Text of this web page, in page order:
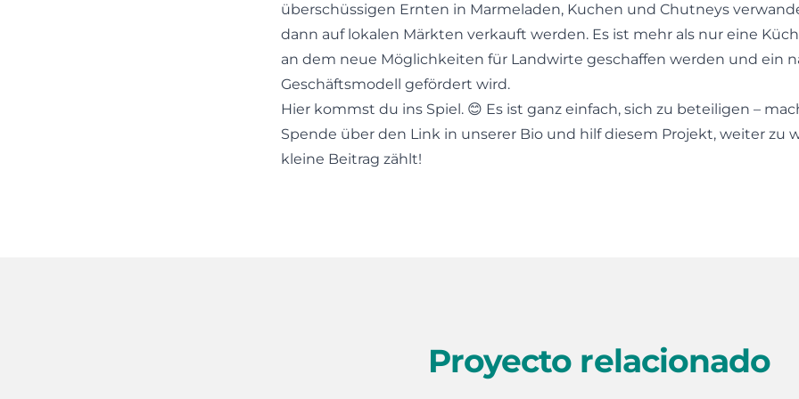
überschüssigen Ernten in Marmeladen, Kuchen und Chutneys
dann auf lokalen Märkten verkauft werden. Es ist mehr als nur eine
an dem neue Möglichkeiten für Landwirte geschaffen werden und ein
Geschäftsmodell gefördert wird.
Hier kommst du ins Spiel. 😊 Es ist ganz einfach, sich zu beteiligen –
Spende über den Link in unserer Bio und hilf diesem Projekt, weiter zu
kleine Beitrag zählt!
Proyecto relacionado